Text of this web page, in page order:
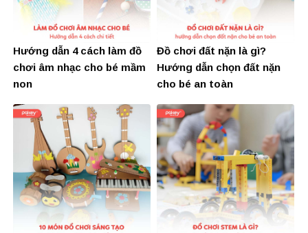
Hướng dẫn 4 cách làm đồ
chơi âm nhạc cho bé mầm
non
Đồ chơi đất nặn là gì?
Hướng dẫn chọn đất nặn
cho bé an toàn